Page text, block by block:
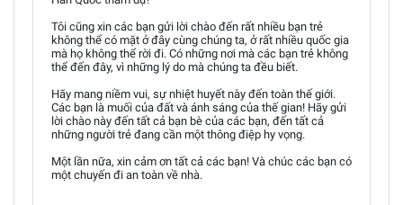
Tôi cũng xin các bạn gửi lời chào đến rất nhiều bạn trẻ
không thể có mặt ở đây cùng chúng ta, ở rất nhiều quốc gia
mà họ không thể rời đi. Có những nơi mà các bạn trẻ không
thể đến đây, vì những lý do mà chúng ta đều biết.
Hãy mang niềm vui, sự nhiệt huyết này đến toàn thế giới.
Các bạn là muối của đất và ánh sáng của thế gian! Hãy gửi
lời chào này đến tất cả bạn bè của các bạn, đến tất cả
những người trẻ đang cần một thông điệp hy vọng.
Một lần nữa, xin cảm ơn tất cả các bạn! Và chúc các bạn có
một chuyến đi an toàn về nhà.